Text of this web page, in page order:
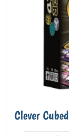
Clever Cubed